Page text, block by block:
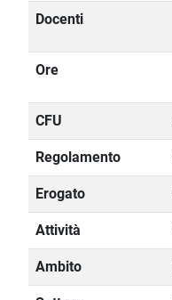
Docenti
Ore
CFU
Regolamento
Erogato
Attività
Ambito